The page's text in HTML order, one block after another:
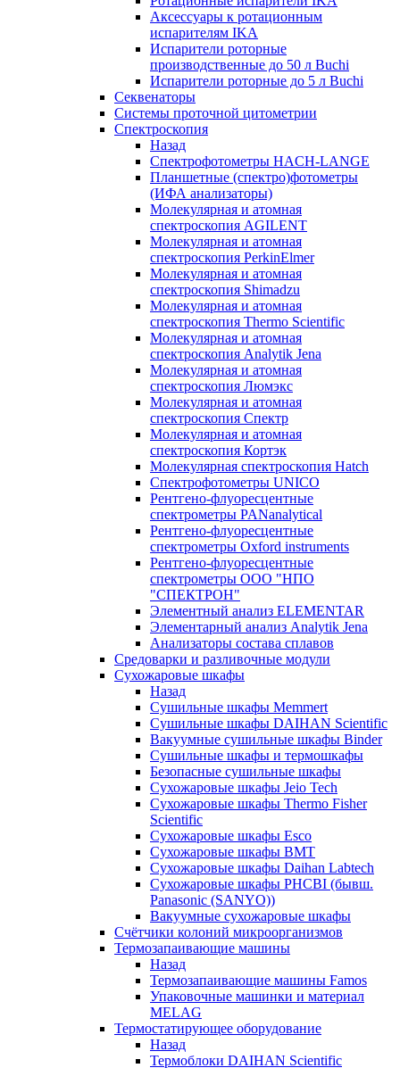
Аксессуары к ротационным
испарителям IKA
Испарители роторные
производственные до 50 л Buchi
Испарители роторные до 5 л Buchi
Секвенаторы
Системы проточной цитометрии
Спектроскопия
Назад
Спектрофотометры HACH-LANGE
Планшетные (спектро)фотометры
(ИФА анализаторы)
Молекулярная и атомная
спектроскопия AGILENT
Молекулярная и атомная
спектроскопия PerkinElmer
Молекулярная и атомная
спектроскопия Shimadzu
Молекулярная и атомная
спектроскопия Thermo Scientific
Молекулярная и атомная
спектроскопия Analytik Jena
Молекулярная и атомная
спектроскопия Люмэкс
Молекулярная и атомная
спектроскопия Спектр
Молекулярная и атомная
спектроскопия Кортэк
Молекулярная спектроскопия Hatch
Спектрофотометры UNICO
Рентгено-флуоресцентные
спектрометры PANanalytical
Рентгено-флуоресцентные
спектрометры Oxford instruments
Рентгено-флуоресцентные
спектрометры ООО "НПО
"СПЕКТРОН"
Элементный анализ ELEMENTAR
Элементарный анализ Analytik Jena
Анализаторы состава сплавов
Средоварки и разливочные модули
Сухожаровые шкафы
Назад
Сушильные шкафы Memmert
Сушильные шкафы DAIHAN Scientific
Вакуумные сушильные шкафы Binder
Сушильные шкафы и термошкафы
Безопасные сушильные шкафы
Сухожаровые шкафы Jeio Tech
Сухожаровые шкафы Thermo Fisher
Scientific
Сухожаровые шкафы Esco
Сухожаровые шкафы BMT
Сухожаровые шкафы Daihan Labtech
Сухожаровые шкафы PHCBI (бывш.
Panasonic (SANYO))
Вакуумные сухожаровые шкафы
Счётчики колоний микроорганизмов
Термозапаивающие машины
Назад
Термозапаивающие машины Famos
Упаковочные машинки и материал
MELAG
Термостатирующее оборудование
Назад
Термоблоки DAIHAN Scientific